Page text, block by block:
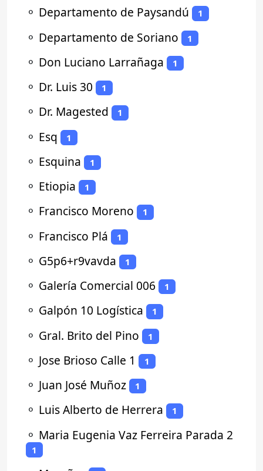
⚬ Departamento de Paysandú 1
⚬ Departamento de Soriano 1
⚬ Don Luciano Larrañaga 1
⚬ Dr. Luis 30 1
⚬ Dr. Magested 1
⚬ Esq 1
⚬ Esquina 1
⚬ Etiopia 1
⚬ Francisco Moreno 1
⚬ Francisco Plá 1
⚬ G5p6+r9vavda 1
⚬ Galería Comercial 006 1
⚬ Galpón 10 Logística 1
⚬ Gral. Brito del Pino 1
⚬ Jose Brioso Calle 1 1
⚬ Juan José Muñoz 1
⚬ Luis Alberto de Herrera 1
⚬ Maria Eugenia Vaz Ferreira Parada 2
1